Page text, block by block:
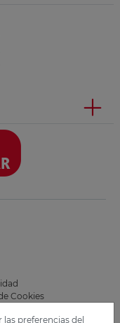
Cookies
preferencias del